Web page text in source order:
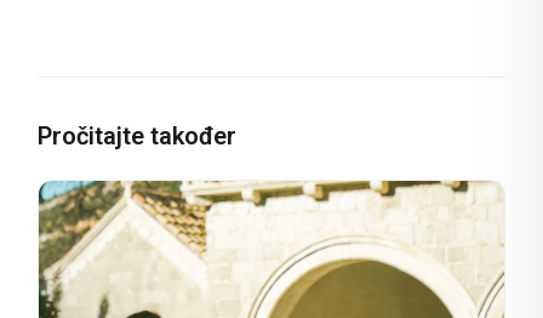
Pročitajte također